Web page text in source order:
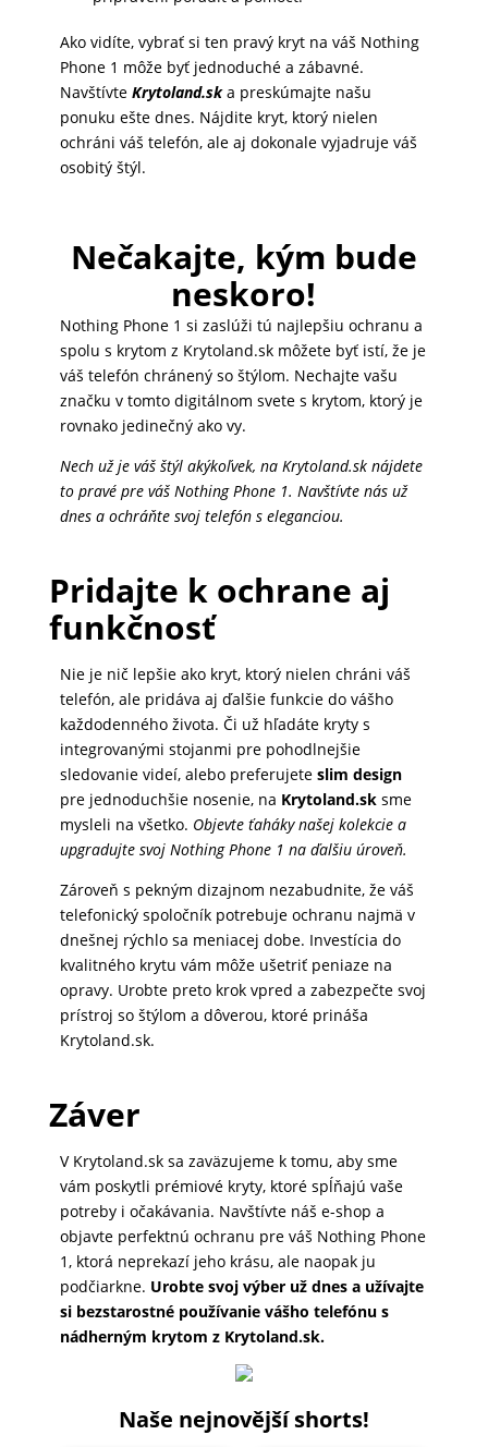
Ako vidíte, vybrať si ten pravý kryt na váš Nothing
Phone 1 môže byť jednoduché a zábavné.
Navštívte Krytoland.ska preskúmajte našu
ponuku ešte dnes. Nájdite kryt, ktorý nielen
ochráni váš telefón, ale aj dokonale vyjadruje váš
osobitý štýl.
Nečakajte, kým bude
neskoro!
Nothing Phone 1 si zaslúži tú najlepšiu ochranu a
spolu s krytom z Krytoland.sk môžete byť istí, že je
váš telefón chránený so štýlom. Nechajte vašu
značku v tomto digitálnom svete s krytom, ktorý je
rovnako jedinečný ako vy.
Nech už je váš štýl akýkoľvek, na Krytoland.sk nájdete
to pravé pre váš Nothing Phone 1. Navštívte nás už
dnes a ochráňte svoj telefón s eleganciou.
Pridajte k ochrane aj
funkčnosť
Nie je nič lepšie ako kryt, ktorý nielen chráni váš
telefón, ale pridáva aj ďalšie funkcie do vášho
každodenného života. Či už hľadáte kryty s
integrovanými stojanmi pre pohodlnejšie
sledovanie videí, alebo preferujete slim design
pre jednoduchšie nosenie, na Krytoland.sksme
mysleli na všetko. Objevte ťaháky našej kolekcie a
upgradujte svoj Nothing Phone 1 na ďalšiu úroveň.
Zároveň s pekným dizajnom nezabudnite, že váš
telefonický spoločník potrebuje ochranu najmä v
dnešnej rýchlo sa meniacej dobe. Investícia do
kvalitného krytu vám môže ušetriť peniaze na
opravy. Urobte preto krok vpred a zabezpečte svoj
prístroj so štýlom a dôverou, ktoré prináša
Krytoland.sk.
Záver
V Krytoland.sk sa zaväzujeme k tomu, aby sme
vám poskytli prémiové kryty, ktoré spĺňajú vaše
potreby i očakávania. Navštívte náš e-shop a
objavte perfektnú ochranu pre váš Nothing Phone
1, ktorá neprekazí jeho krásu, ale naopak ju
podčiarkne. Urobte svoj výber už dnes a užívajte
si bezstarostné používanie vášho telefónu s
nádherným krytom z Krytoland.sk.
Naše nejnovější shorts!